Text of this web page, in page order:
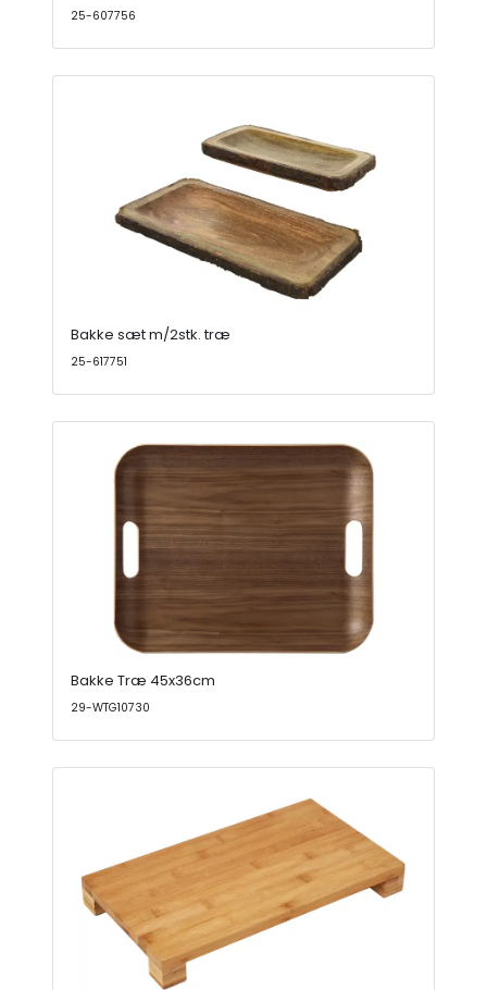
25-607756
Bakke sæt m/2stk. træ
25-617751
Bakke Træ 45x36cm
29-WTG10730